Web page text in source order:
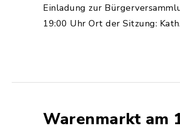
Einladung zur
19:00 Uhr Ort der Sitzung:
Warenmarkt am